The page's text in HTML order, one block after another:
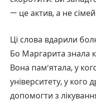
— це актив, а не
Ці слова вдарили
Бо Маргарита знала
Вона пам’ятала, у
університету, у кого
допомогти з